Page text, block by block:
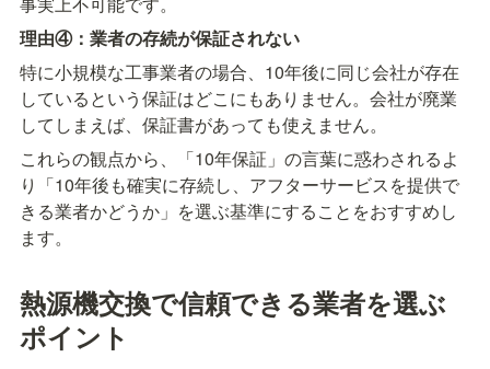
理由④：業者の存続が保証されない
特に小規模な工事業者の場合、10年後に同じ会社が存在
しているという保証はどこにもありません。会社が廃業
してしまえば、保証書があっても使えません。
これらの観点から、「10年保証」の言葉に惑わされるよ
り「10年後も確実に存続し、アフターサービスを提供で
きる業者かどうか」を選ぶ基準にすることをおすすめし
ます。
熱源機交換で信頼できる業者を選ぶ
ポイント